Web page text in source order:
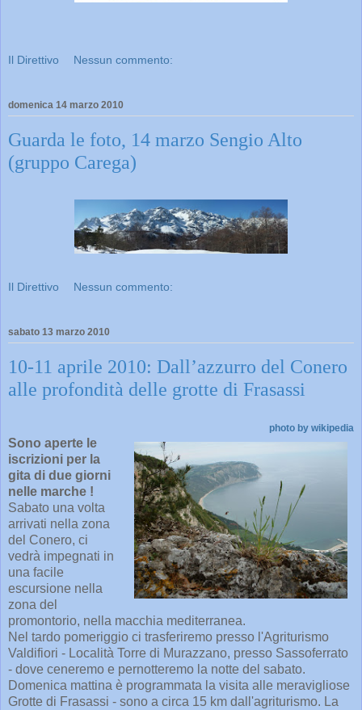
Il Direttivo Nessun commento:
domenica 14 marzo 2010
Guarda le foto, 14 marzo Sengio Alto
(gruppo Carega)
Il Direttivo Nessun commento:
sabato 13 marzo 2010
10-11 aprile 2010: Dall’azzurro del Conero
alle profondità delle grotte di Frasassi
photo by wikipedia
Sono aperte le
iscrizioni per la
gita di due giorni
nelle marche !
Sabato una volta
arrivati nella zona
del Conero, ci
vedrà impegnati in
una facile
escursione nella
zona del
promontorio, nella macchia mediterranea.
Nel tardo pomeriggio ci trasferiremo presso l'Agriturismo
Valdifiori - Località Torre di Murazzano, presso Sassoferrato
- dove ceneremo e pernotteremo la notte del sabato.
Domenica mattina è programmata la visita alle meravigliose
Grotte di Frasassi - sono a circa 15 km dall'agriturismo. La